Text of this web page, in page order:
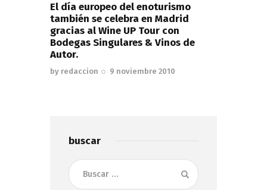
El día europeo del enoturismo
también se celebra en Madrid
gracias al Wine UP Tour con
Bodegas Singulares & Vinos de
Autor.
by redaccion 9 noviembre 2010
buscar
Buscar: